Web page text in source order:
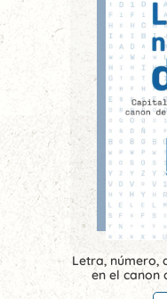
Letra, número,
en el canon